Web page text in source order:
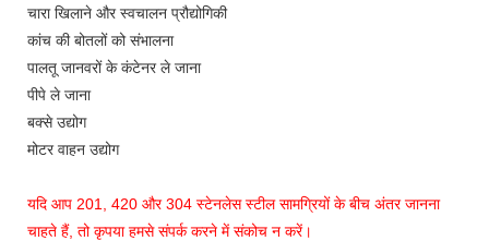
चारा खिलाने और स्वचालन प्रौद्योगिकी
कांच की बोतलों को संभालना
पालतू जानवरों के कंटेनर ले जाना
पीपे ले जाना
बक्से उद्योग
मोटर वाहन उद्योग
यदि आप 201, 420 और 304 स्टेनलेस स्टील सामग्रियों के बीच अंतर जानना
चाहते हैं, तो कृपया हमसे संपर्क करने में संकोच न करें।